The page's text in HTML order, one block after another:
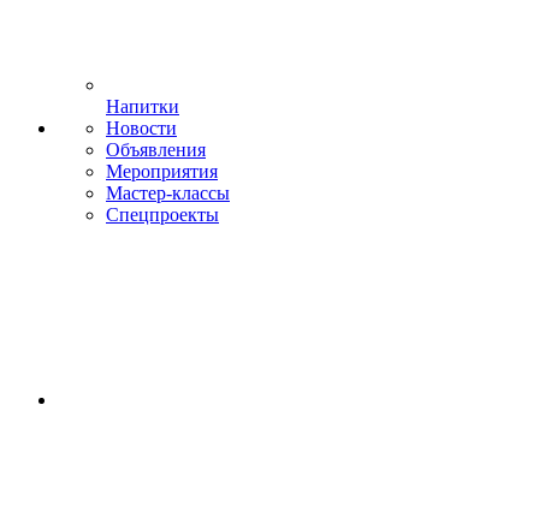
Напитки
Новости
Объявления
Мероприятия
Мастер-классы
Спецпроекты